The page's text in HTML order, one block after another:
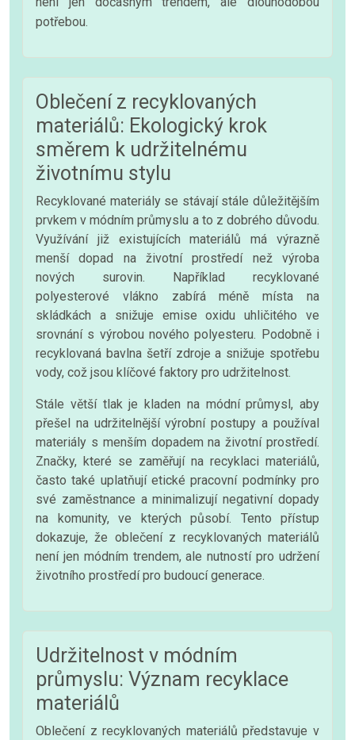
potřebou.
Oblečení z recyklovaných
materiálů: Ekologický krok
směrem k udržitelnému
životnímu stylu
Recyklované materiály se stávají stále důležitějším
prvkem v módním průmyslu a to z dobrého důvodu.
Využívání již existujících materiálů má výrazně
menší dopad na životní prostředí než výroba
nových surovin. Například recyklované
polyesterové vlákno zabírá méně místa na
skládkách a snižuje emise oxidu uhličitého ve
srovnání s výrobou nového polyesteru. Podobně i
recyklovaná bavlna šetří zdroje a snižuje spotřebu
vody, což jsou klíčové faktory pro udržitelnost.
Stále větší tlak je kladen na módní průmysl, aby
přešel na udržitelnější výrobní postupy a používal
materiály s menším dopadem na životní prostředí.
Značky, které se zaměřují na recyklaci materiálů,
často také uplatňují etické pracovní podmínky pro
své zaměstnance a minimalizují negativní dopady
na komunity, ve kterých působí. Tento přístup
dokazuje, že oblečení z recyklovaných materiálů
není jen módním trendem, ale nutností pro udržení
životního prostředí pro budoucí generace.
Udržitelnost v módním
průmyslu: Význam recyklace
materiálů
Oblečení z recyklovaných materiálů představuje v